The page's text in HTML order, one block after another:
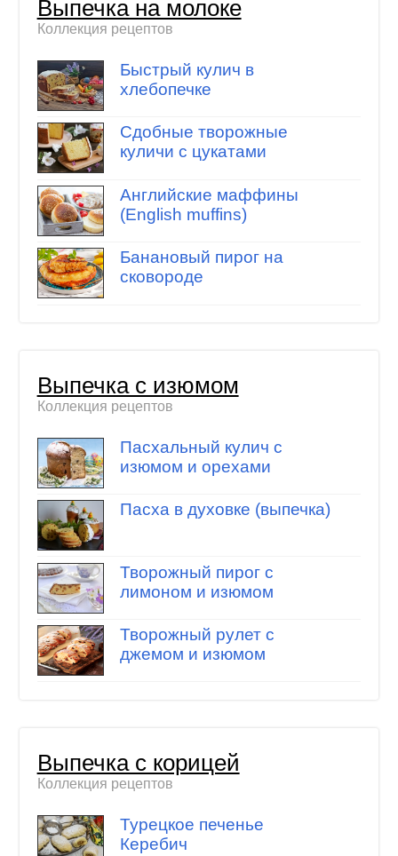
Выпечка на молоке
Коллекция рецептов
Быстрый кулич в
хлебопечке
Сдобные творожные
куличи с цукатами
Английские маффины
(English muffins)
Банановый пирог на
сковороде
Выпечка с изюмом
Коллекция рецептов
Пасхальный кулич с
изюмом и орехами
Пасха в духовке (выпечка)
Творожный пирог с
лимоном и изюмом
Творожный рулет с
джемом и изюмом
Выпечка с корицей
Коллекция рецептов
Турецкое печенье
Керебич